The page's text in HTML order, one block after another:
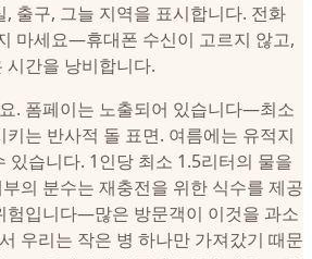
출구, 그늘 지역을 표시합니다. 전화
마세요—휴대폰 수신이 고르지 않고,
시간을 낭비합니다.
. 폼페이는 노출되어 있습니다—최소
는 반사적 돌 표면. 여름에는 유적지
있습니다. 1인당 최소 1.5리터의 물을
의 분수는 재충전을 위한 식수를 제공
험입니다—많은 방문객이 이것을 과소
우리는 작은 병 하나만 가져갔기 때문